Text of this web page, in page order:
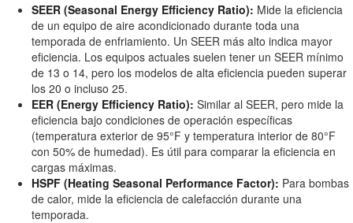
SEER (Seasonal Energy Efficiency Ratio): Mide la eficiencia
de un equipo de aire acondicionado durante toda una
temporada de enfriamiento. Un SEER más alto indica mayor
eficiencia. Los equipos actuales suelen tener un SEER mínimo
de 13 o 14, pero los modelos de alta eficiencia pueden superar
los 20 o incluso 25.
EER (Energy Efficiency Ratio): Similar al SEER, pero mide la
eficiencia bajo condiciones de operación específicas
(temperatura exterior de 95°F y temperatura interior de 80°F
con 50% de humedad). Es útil para comparar la eficiencia en
cargas máximas.
HSPF (Heating Seasonal Performance Factor): Para bombas
de calor, mide la eficiencia de calefacción durante una
temporada.